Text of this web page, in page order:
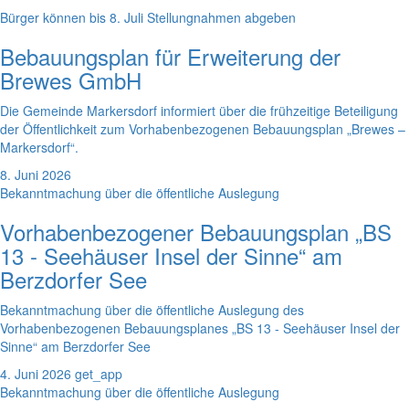
Bürger können bis 8. Juli Stellungnahmen abgeben
Bebauungsplan für Erweiterung der
Brewes GmbH
Die Gemeinde Markersdorf informiert über die frühzeitige Beteiligung
der Öffentlichkeit zum Vorhabenbezogenen Bebauungsplan „Brewes –
Markersdorf“.
8. Juni 2026
Bekanntmachung über die öffentliche Auslegung
Vorhabenbezogener Bebauungsplan „BS
13 - Seehäuser Insel der Sinne“ am
Berzdorfer See
Bekanntmachung über die öffentliche Auslegung des
Vorhabenbezogenen Bebauungsplanes „BS 13 - Seehäuser Insel der
Sinne“ am Berzdorfer See
4. Juni 2026 get_app
Bekanntmachung über die öffentliche Auslegung